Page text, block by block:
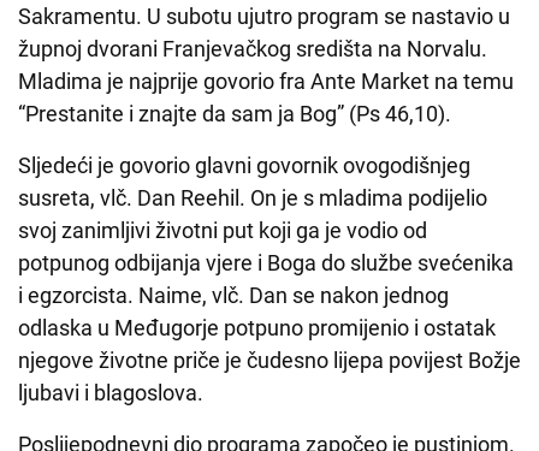
Sakramentu. U subotu ujutro program se nastavio u
župnoj dvorani Franjevačkog središta na Norvalu.
Mladima je najprije govorio fra Ante Market na temu
“Prestanite i znajte da sam ja Bog” (Ps 46,10).
Sljedeći je govorio glavni govornik ovogodišnjeg
susreta, vlč. Dan Reehil. On je s mladima podijelio
svoj zanimljivi životni put koji ga je vodio od
potpunog odbijanja vjere i Boga do službe svećenika
i egzorcista. Naime, vlč. Dan se nakon jednog
odlaska u Međugorje potpuno promijenio i ostatak
njegove životne priče je čudesno lijepa povijest Božje
ljubavi i blagoslova.
Poslijepodnevni dio programa započeo je pustinjom.